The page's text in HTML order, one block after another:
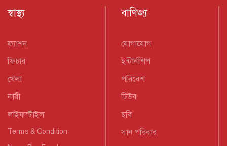
স্বাস্থ্য
ফ্যাশন
ফিচার
খেলা
নারী
লাইফস্টাইল
Terms & Condition
বাণিজ্য
যোগাযোগ
ইন্টার্নশিপ
পরিবেশ
টিউব
ছবি
সান পরিবার